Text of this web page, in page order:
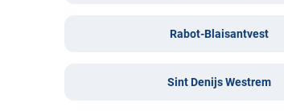
Rabot-Blaisantvest
Sint Denijs Westrem